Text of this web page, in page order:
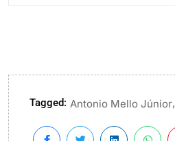
Tagged: Antonio Mello Júnior,